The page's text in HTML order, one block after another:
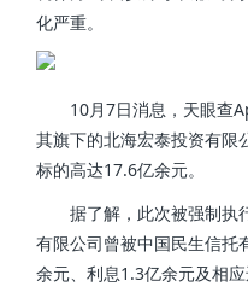
化严重。
10月7日消息，天眼查
其旗下的北海宏泰投资有限
标的高达17.6亿余元。
据了解，此次被强制执
有限公司曾被中国民生信托
余元、利息1.3亿余元及相应